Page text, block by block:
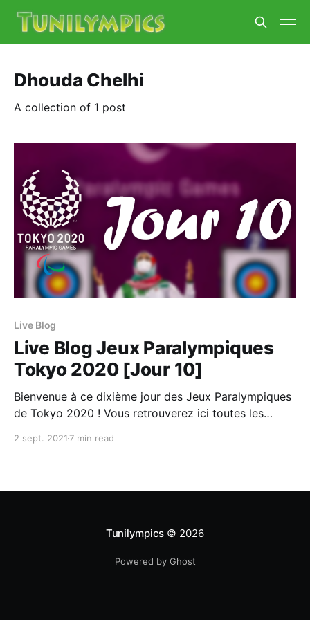
Dhouda Chelhi
A collection of 1 post
Live Blog
Live Blog Jeux Paralympiques
Tokyo 2020 [Jour 10]
Bienvenue à ce dixième jour des Jeux Paralympiques
de Tokyo 2020 ! Vous retrouverez ici toutes les
épreuves à ne pas rater, le programme et les
2 sept. 2021 7 min read
Tunilympics © 2026
Powered by Ghost